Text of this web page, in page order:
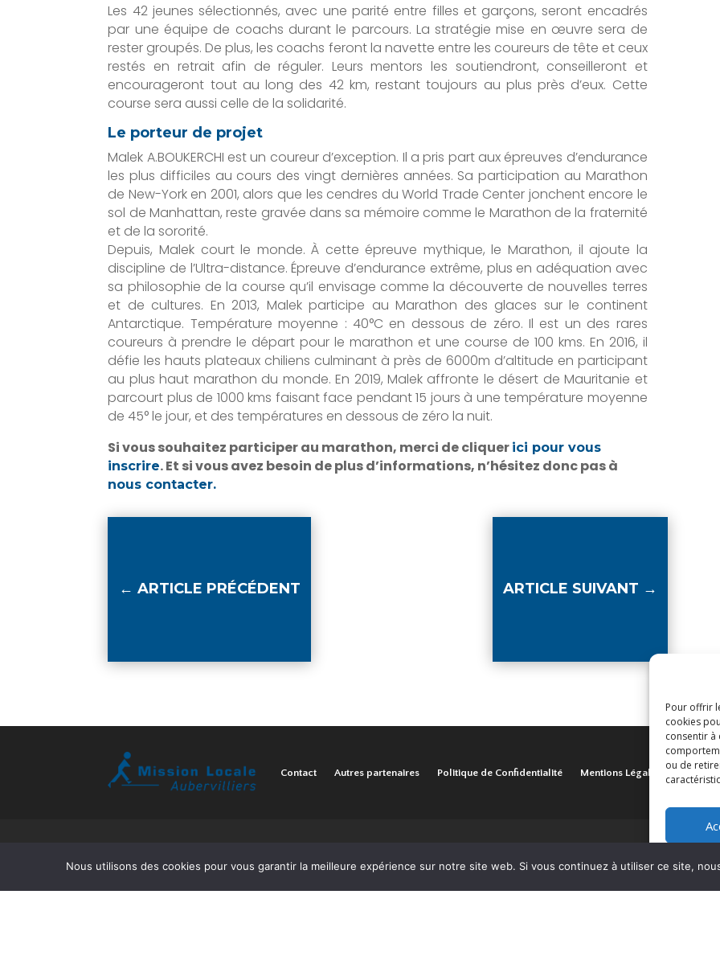
Pour offrir
cookies
consentir à
ou de
Les 42 jeunes sélectionnés, avec une parité entre filles et garçons, seront encadrés
par une équipe de coachs durant le parcours. La stratégie mise en œuvre sera de
rester groupés. De plus, les coachs feront la navette entre les coureurs de tête et ceux
restés en retrait afin de réguler. Leurs mentors les soutiendront, conseilleront et
encourageront tout au long des 42 km, restant toujours au plus près d’eux. Cette
course sera aussi celle de la solidarité.
Le porteur de projet
Malek A.BOUKERCHI est un coureur d’exception. Il a pris part aux épreuves d’endurance
les plus difficiles au cours des vingt dernières années. Sa participation au Marathon
de New-York en 2001, alors que les cendres du World Trade Center jonchent encore le
sol de Manhattan, reste gravée dans sa mémoire comme le Marathon de la fraternité
et de la sororité.
Depuis, Malek court le monde. À cette épreuve mythique, le Marathon, il ajoute la
discipline de l’Ultra-distance. Épreuve d’endurance extrême, plus en adéquation avec
sa philosophie de la course qu’il envisage comme la découverte de nouvelles terres
et de cultures. En 2013, Malek participe au Marathon des glaces sur le continent
Antarctique. Température moyenne : 40°C en dessous de zéro. Il est un des rares
coureurs à prendre le départ pour le marathon et une course de 100 kms. En 2016, il
défie les hauts plateaux chiliens culminant à près de 6000m d’altitude en participant
au plus haut marathon du monde. En 2019, Malek affronte le désert de Mauritanie et
parcourt plus de 1000 kms faisant face pendant 15 jours à une température moyenne
de 45° le jour, et des températures en dessous de zéro la nuit.
Si vous souhaitez participer au marathon, merci de cliquer ici pour vous
inscrire. Et si vous avez besoin de plus d’informations, n’hésitez donc pas à
nous contacter.
← ARTICLE PRÉCÉDENT ARTICLE SUIVANT →
Contact Autres partenaires Politique de Confidentialité Mentions Légales
Mission locale Aubervilliers © 2024 | Tous droits réservés
Nous utilisons des cookies pour vous garantir la meilleure expérience sur notre site web. Si vous continuez à utiliser ce site,